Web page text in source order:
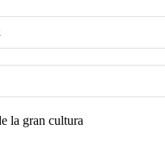
la gran cultura